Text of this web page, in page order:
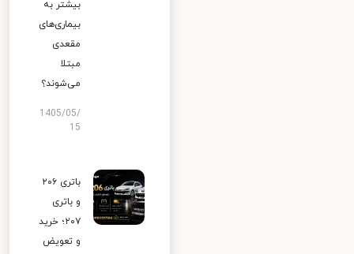
بیشتر به
بیماری‌های
مقعدی
مبتلا
می‌شوند؟
1405/05/
15
باتری ۲۰۶
و باتری
۲۰۷؛ خرید
و تعویض